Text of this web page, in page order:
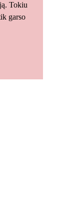
Tokiu
garso